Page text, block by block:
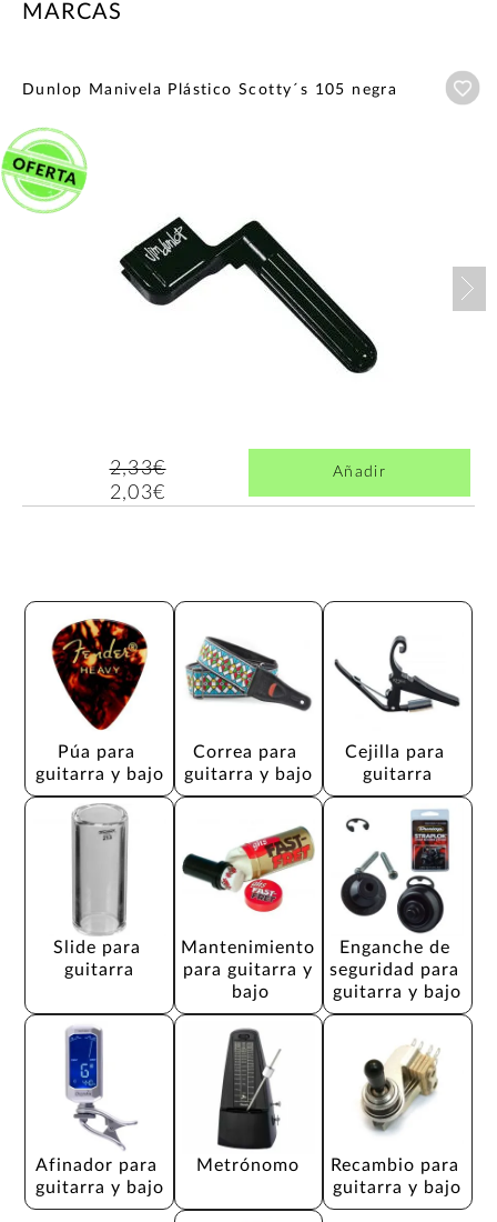
MARCAS
Dunlop Manivela Plástico Scotty´s 105 negra
2,33€
2,03€
Añadir
Púa para
guitarra y bajo
Correa para
guitarra y bajo
Cejilla para
guitarra
Slide para
guitarra
Mantenimiento
para guitarra y
bajo
Enganche de
seguridad para
guitarra y bajo
Afinador para
guitarra y bajo
Metrónomo
Recambio para
guitarra y bajo